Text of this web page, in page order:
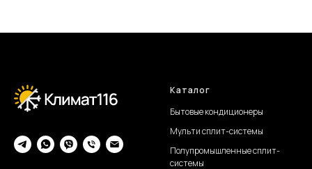
Каталог
Бытовые кондиционеры
Мульти сплит-системы
Полупромышленные сплит-
системы